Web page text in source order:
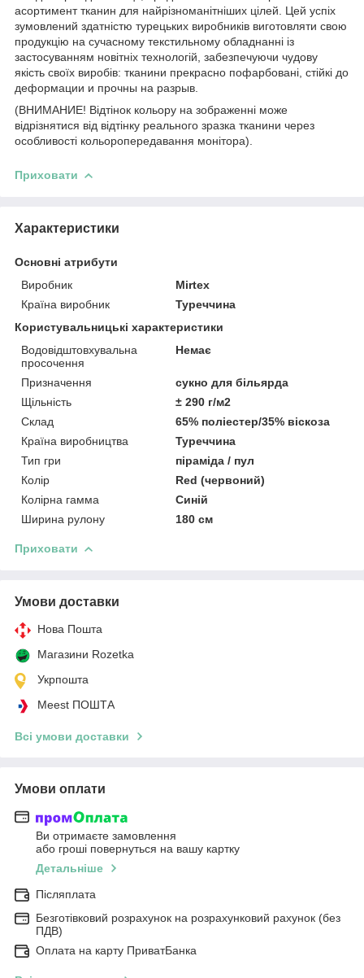
асортимент тканин для найрізноманітніших цілей. Цей успіх
зумовлений здатністю турецьких виробників виготовляти свою
продукцію на сучасному текстильному обладнанні із
застосуванням новітніх технологій, забезпечуючи чудову
якість своїх виробів: тканини прекрасно пофарбовані, стійкі до
деформации и прочны на разрыв.
(ВНИМАНИЕ! Відтінок кольору на зображенні може
відрізнятися від відтінку реального зразка тканини через
особливості кольоропередавання монітора).
Приховати
Характеристики
Основні атрибути
Виробник
Mirtex
Країна виробник
Туреччина
Користувальницькі характеристики
Водовідштовхувальна
просочення
Немає
Призначення
сукно для більярда
Щільність
± 290 г/м2
Склад
65% поліестер/35% віскоза
Країна виробництва
Туреччина
Тип гри
піраміда / пул
Колір
Red (червоний)
Колірна гамма
Синій
Ширина рулону
180 см
Приховати
Умови доставки
Нова Пошта
Магазини Rozetka
Укрпошта
Meest ПОШТА
Всі умови доставки
Умови оплати
Ви отримаєте замовлення
або гроші повернуться на вашу картку
Детальніше
Післяплата
Безготівковий розрахунок на розрахунковий рахунок (без
ПДВ)
Оплата на карту ПриватБанка